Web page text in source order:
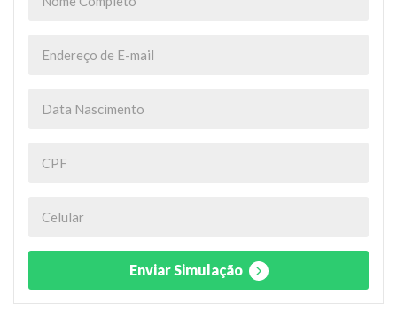
Enviar Simulação